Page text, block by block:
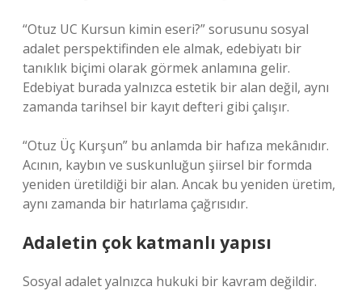
“Otuz UC Kursun kimin eseri?” sorusunu sosyal
adalet perspektifinden ele almak, edebiyatı bir
tanıklık biçimi olarak görmek anlamına gelir.
Edebiyat burada yalnızca estetik bir alan değil, aynı
zamanda tarihsel bir kayıt defteri gibi çalışır.
“Otuz Üç Kurşun” bu anlamda bir hafıza mekânıdır.
Acının, kaybın ve suskunluğun şiirsel bir formda
yeniden üretildiği bir alan. Ancak bu yeniden üretim,
aynı zamanda bir hatırlama çağrısıdır.
Adaletin çok katmanlı yapısı
Sosyal adalet yalnızca hukuki bir kavram değildir.